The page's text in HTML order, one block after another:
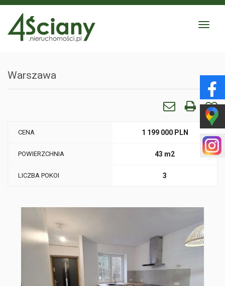
Toggle
Warszawa
CENA 1 199 000 PLN
POWIERZCHNIA 43 m2
LICZBA POKOI 3